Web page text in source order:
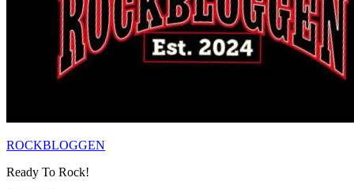
ROCKBLOGGEN
Ready To Rock!